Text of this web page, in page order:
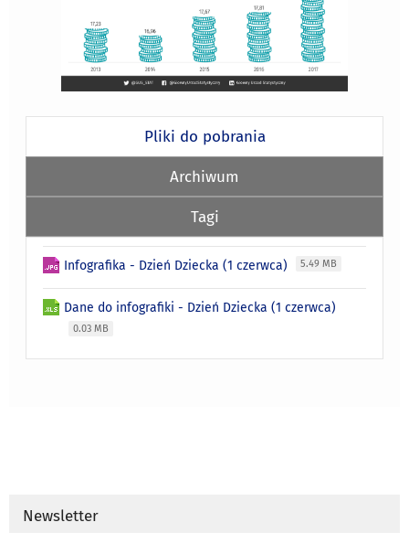
Pliki do pobrania
Archiwum
Tagi
Infografika - Dzień Dziecka (1 czerwca) 5.49 MB
Dane do infografiki - Dzień Dziecka (1 czerwca)
0.03 MB
Newsletter